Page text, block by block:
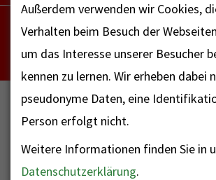
NOTRUF - FAX FÜR
112
Außerdem verwenden wir Cookies,
Verhalten beim Besuch der
um das Interesse unserer Besucher
kennen zu lernen. Wir erheben dabei
pseudonyme Daten, eine
Person erfolgt nicht.
Weitere Informationen finden Sie in
Datenschutzerklärung.